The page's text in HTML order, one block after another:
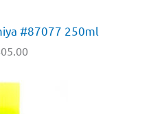
#87077 250ml